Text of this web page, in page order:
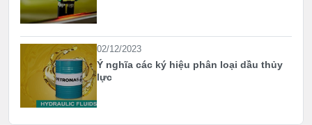
02/12/2023
Ý nghĩa các ký hiệu phân loại dầu thủy
lực